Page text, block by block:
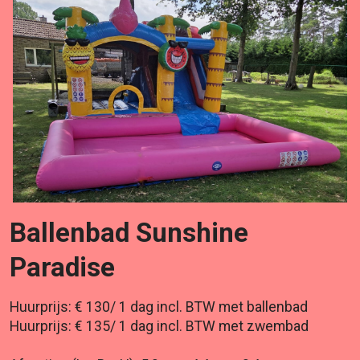
Ballenbad Sunshine
Paradise
Huurprijs: € 130/ 1 dag incl. BTW met ballenbad
Huurprijs: € 135/ 1 dag incl. BTW met zwembad